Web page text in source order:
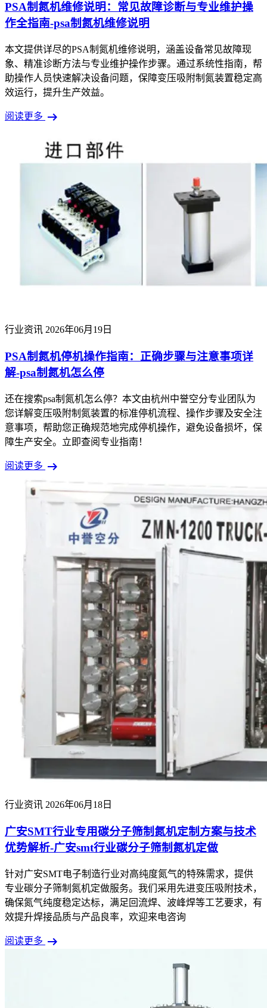
PSA制氮机维修说明：常见故障诊断与专业维护操
作全指南-psa制氮机维修说明
本文提供详尽的PSA制氮机维修说明，涵盖设备常见故障现
象、精准诊断方法与专业维护操作步骤。通过系统性指南，帮
助操作人员快速解决设备问题，保障变压吸附制氮装置稳定高
效运行，提升生产效益。
阅读更多 arrow_right_alt
行业资讯 2026年06月19日
PSA制氮机停机操作指南：正确步骤与注意事项详
解-psa制氮机怎么停
还在搜索psa制氮机怎么停？本文由杭州中誉空分专业团队为
您详解变压吸附制氮装置的标准停机流程、操作步骤及安全注
意事项，帮助您正确规范地完成停机操作，避免设备损坏，保
障生产安全。立即查阅专业指南！
阅读更多 arrow_right_alt
行业资讯 2026年06月18日
广安SMT行业专用碳分子筛制氮机定制方案与技术
优势解析-广安smt行业碳分子筛制氮机定做
针对广安SMT电子制造行业对高纯度氮气的特殊需求，提供
专业碳分子筛制氮机定做服务。我们采用先进变压吸附技术，
确保氮气纯度稳定达标，满足回流焊、波峰焊等工艺要求，有
效提升焊接品质与产品良率，欢迎来电咨询
阅读更多 arrow_right_alt